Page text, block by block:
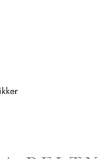
varesiden